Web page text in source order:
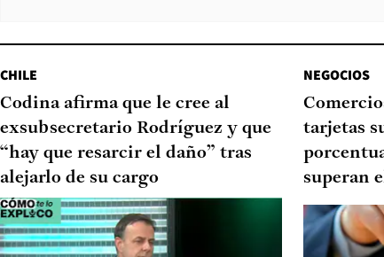
CHILE
Codina afirma que le cree al
exsubsecretario Rodríguez y que
“hay que resarcir el daño” tras
alejarlo de su cargo
NEGOCIOS
tarjetas
superan